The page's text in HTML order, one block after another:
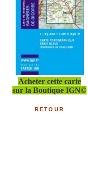
Acheter cette carte
sur la Boutique IGN©
RETOUR